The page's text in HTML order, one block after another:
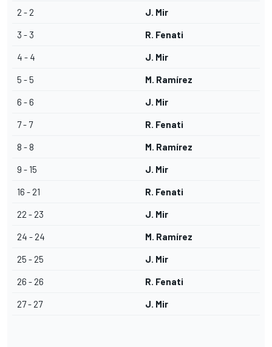
2 - 2 J. Mir
3 - 3 R. Fenati
4 - 4 J. Mir
5 - 5 M. Ramírez
6 - 6 J. Mir
7 - 7 R. Fenati
8 - 8 M. Ramírez
9 - 15 J. Mir
16 - 21 R. Fenati
22 - 23 J. Mir
24 - 24 M. Ramírez
25 - 25 J. Mir
26 - 26 R. Fenati
27 - 27 J. Mir